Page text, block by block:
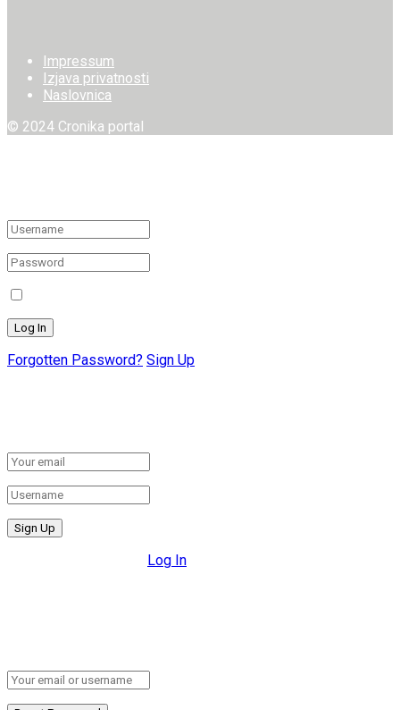
Impressum
Izjava privatnosti
Naslovnica
© 2024 Cronika portal
Forgotten Password? Sign Up
Log In